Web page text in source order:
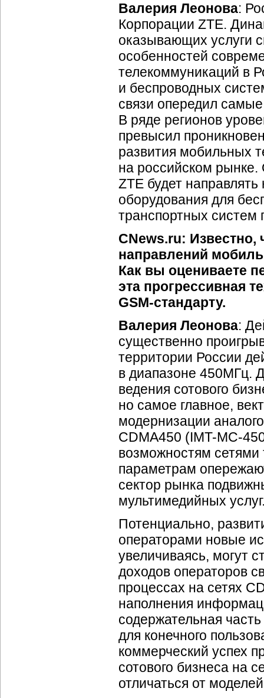
Валерия Леонова:
Корпорации ZTE.
оказывающих услуги
особенностей
телекоммуникаций в
и беспроводных
связи опередил
В ряде регионов
превысил
развития мобильных
на российском рынке.
ZTE будет
оборудования для
транспортных
CNews.ru: Известно,
направлений
Как вы оцениваете
эта прогрессивная
GSM-стандарту.
Валерия Леонова:
существенно
территории России
в диапазоне 450МГц.
ведения сотового
но самое главное,
модернизации
CDMA450 (IMT-MC-
возможностям сетями
параметрам
сектор рынка
мультимедийных
Потенциально,
операторами новые
увеличиваясь, могут
доходов операторов
процессах на сетях
наполнения
содержательная
для конечного
коммерческий успех
сотового бизнеса на
отличаться от